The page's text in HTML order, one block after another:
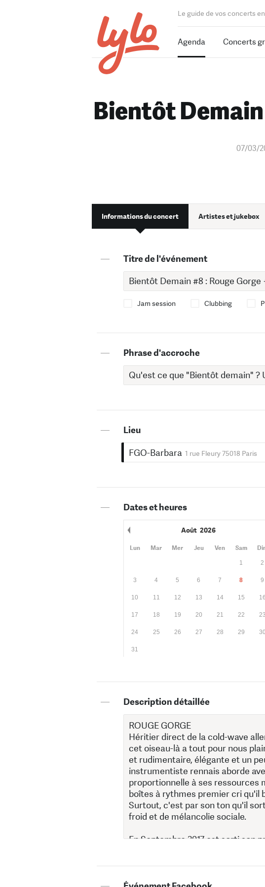
Le guide de vos concerts
Agenda Concerts
Bientôt
07/03/
Informations du concert Artistes et jukebox
— Titre de l'événement
Jam session Clubbing
— Phrase d'accroche
—
Lieu
FGO-Barbara 1 rue Fleury 75018 Paris
— Dates et heures
Août 2026
Lun Mar Mer Jeu Ven Sam
1 2
3 4 5 6 7 8 9
10 11 12 13 14 15 16
17 18 19 20 21 22 23
24 25 26 27 28 29 30
31
— Description détaillée